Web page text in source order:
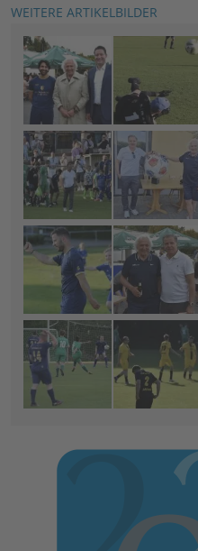
WEITERE ARTIKELBILDER